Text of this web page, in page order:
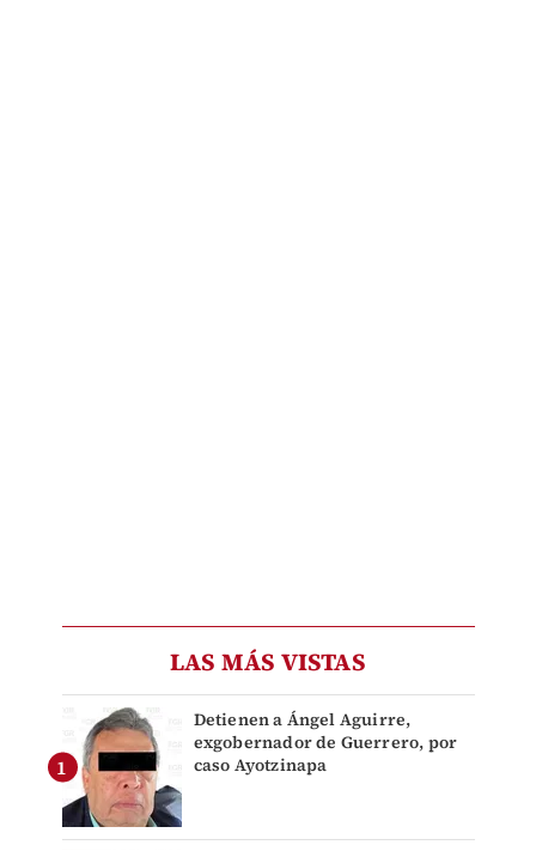
LAS MÁS VISTAS
Detienen a Ángel Aguirre,
exgobernador de Guerrero, por
caso Ayotzinapa